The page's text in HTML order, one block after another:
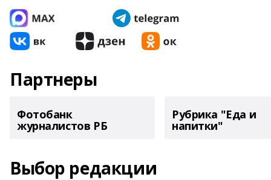
Партнеры
Фотобанк
журналистов РБ
Рубрика "Еда и
напитки"
Выбор редакции